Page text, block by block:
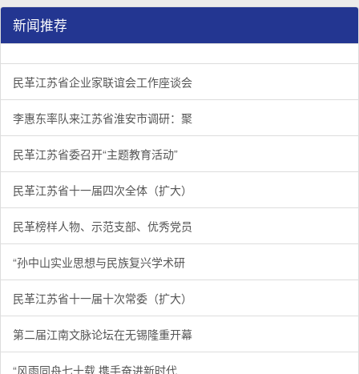
新闻推荐
民革江苏省企业家联谊会工作座谈会在宁召开
1/3 李惠东率队来江苏省淮安市调研：聚焦民革党员之家建设管
2/3 民革江苏省委召开“主题教育活动” 领导班子民主生活会
3/3
民革江苏省企业家联谊会工作座谈会
李惠东率队来江苏省淮安市调研：聚
民革江苏省委召开“主题教育活动”
民革江苏省十一届四次全体（扩大）
民革榜样人物、示范支部、优秀党员
“孙中山实业思想与民族复兴学术研
民革江苏省十一届十次常委（扩大）
第二届江南文脉论坛在无锡隆重开幕
“风雨同舟七十载 携手奋进新时代